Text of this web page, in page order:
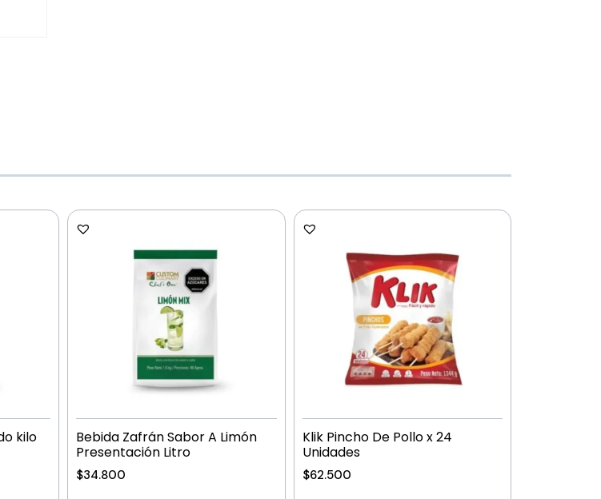
kilo
Bebida Zafrán Sabor A Limón
Presentación Litro
$34.800
Klik Pincho De Pollo x 24
Unidades
$62.500